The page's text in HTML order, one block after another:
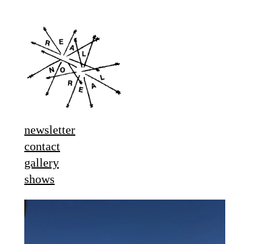
newsletter
contact
gallery
shows